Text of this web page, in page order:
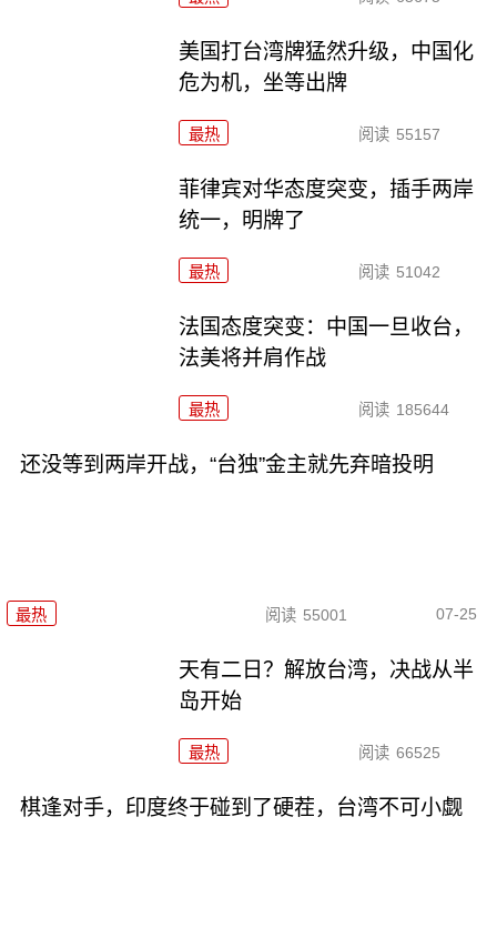
美国打台湾牌猛然升级，中国化
危为机，坐等出牌
最热 阅读 55157
菲律宾对华态度突变，插手两岸
统一，明牌了
最热 阅读 51042
法国态度突变：中国一旦收台，
法美将并肩作战
最热 阅读 185644
还没等到两岸开战，“台独”金主就先弃暗投明
最热 阅读 55001 07-25
天有二日？解放台湾，决战从半
岛开始
最热 阅读 66525
棋逢对手，印度终于碰到了硬茬，台湾不可小觑